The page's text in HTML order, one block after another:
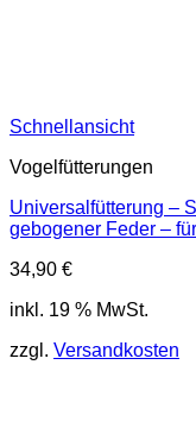
Schnellansicht
Vogelfütterungen
Universalfütterung –
gebogener Feder –
34,90 €
inkl. 19 % MwSt.
zzgl. Versandkosten